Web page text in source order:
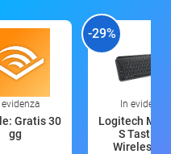
evidenza
Gratis 30
gg
-29%
In evidenza
Logitech MX
S Tastiera
Wireless